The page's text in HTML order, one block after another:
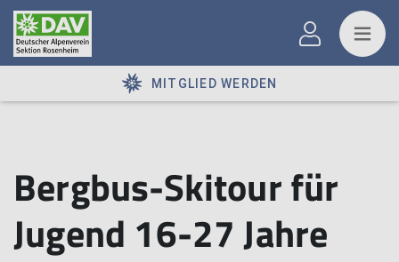
MITGLIED WERDEN
Bergbus-Skitour für
Jugend 16-27 Jahre